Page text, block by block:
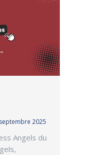
2025
Angels du